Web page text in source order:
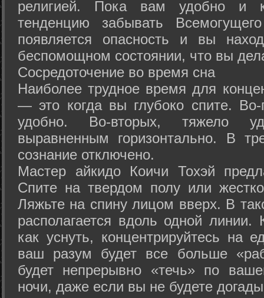
религией. Пока вам удобно и
тенденцию забывать
появляется опасность и вы
беспомощном состоянии, что вы
Сосредоточение во время сна
Наиболее трудное время для
— это когда вы глубоко спите.
удобно. Во-вторых, тяжело
выравненным горизонтально. В
сознание отключено.
Мастер айкидо Коичи Тохэй
Спите на твердом полу или
Ляжьте на спину лицом вверх. В
располагается вдоль одной
как уснуть, концентрируйтесь на
ваш разум будет все больше
будет непрерывно «течь» по
ночи, даже если вы не будете